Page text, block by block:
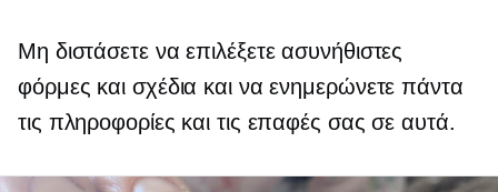
Μη διστάσετε να επιλέξετε ασυνήθιστες
φόρμες και σχέδια και να ενημερώνετε πάντα
τις πληροφορίες και τις επαφές σας σε αυτά.